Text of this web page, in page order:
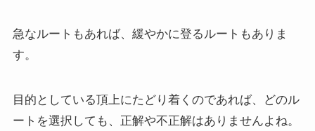
急なルートもあれば、緩やかに登るルートもありま
す。
目的としている頂上にたどり着くのであれば、どのル
ートを選択しても、正解や不正解はありませんよね。